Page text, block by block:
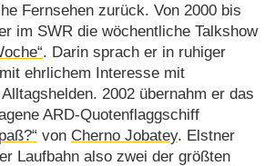
Fernsehen zurück. Von 2000 bis
im SWR die wöchentliche Talkshow
. Darin sprach er in ruhiger
ehrlichem Interesse mit
2002 übernahm er das
ARD-Quotenflaggschiff
von Cherno Jobatey. Elstner
Laufbahn also zwei der größten